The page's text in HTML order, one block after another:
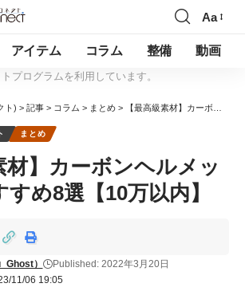
Aa
アイテム コラム 整備 動画
プログラムを利用しています。
ト) > 記事 > コラム > まとめ > 【最高級素材】カーボンヘルメット人気おすすめ8選【10万以内】
まとめ
材】カーボンヘルメッ
すめ8選【10万以内】
11/06 19:05
） Published: 2022年3月20日